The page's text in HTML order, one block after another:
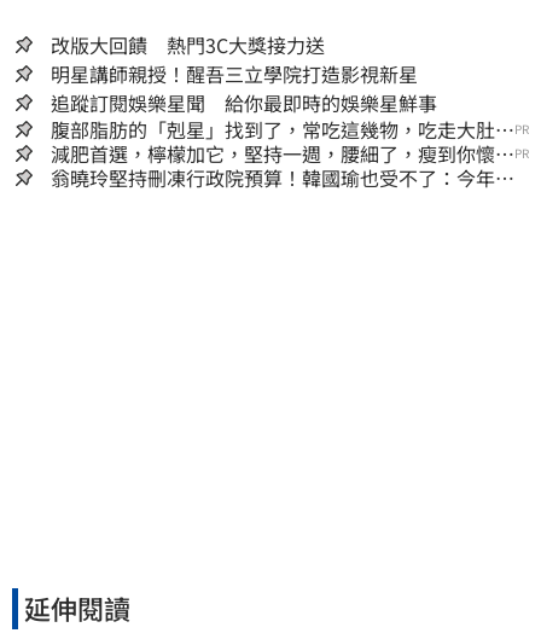
改版大回饋 熱門3C大獎接力送
明星講師親授！醒吾三立學院打造影視新星
追蹤訂閱娛樂星聞 給你最即時的娛樂星鮮事
腹部脂肪的「剋星」找到了，常吃這幾物，吃走大肚
囊，瘦出小蠻腰
PR
減肥首選，檸檬加它，堅持一週，腰細了，瘦到你懷疑
人生
PR
翁曉玲堅持刪凍行政院預算！韓國瑜也受不了：今年剩4
延伸閱讀